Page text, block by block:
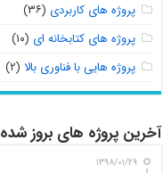
پروژه های کاربردی (۳۶)
پروژه های کتابخانه ای (۱۰)
پروژه هایی با فناوری بالا (۲)
آخرین پروژه های بروز شده
۱۳۹۸/۰۱/۲۹